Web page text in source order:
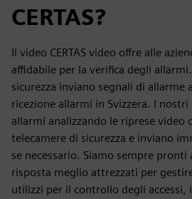
CERTAS?
Il video CERTAS video offre alle
affidabile per la verifica degli
sicurezza inviano segnali di allarme
ricezione allarmi in Svizzera. I
allarmi analizzando le riprese video
telecamere di sicurezza e inviano
se necessario. Siamo sempre
risposta meglio attrezzati per
utilizzi per il controllo degli